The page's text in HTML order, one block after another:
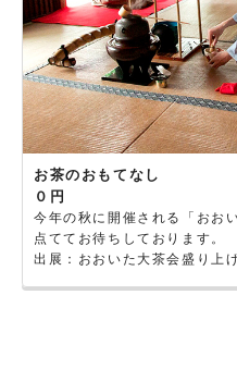
お茶のおもてなし
０円
今年の秋に開催される「おお
点ててお待ちしております。
出展：おおいた大茶会盛り上